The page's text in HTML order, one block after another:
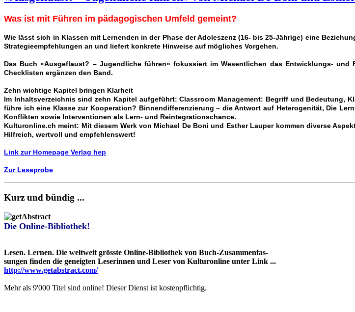
Was ist mit Führen im pädagogischen Umfeld gemeint?
Wie lässt sich in Klassen mit Lernenden in der Phase der Adoleszenz (16- bis 25-Jährige) eine
Strategieempfehlungen an und liefert konkrete Hinweise auf mögliches Vorgehen.
Das Buch «Ausgeflaust? – Jugendliche führen» fokussiert im Wesentlichen das Entwicklungs-
Checklisten ergänzen den Band.
Zehn wichtige Kapitel bringen Klarheit
Im Inhaltsverzeichnis sind zehn Kapitel aufgeführt: Classroom Management: Begriff und Bedeutung,
führe ich eine Klasse zur Kooperation? Binnendifferenzierung – die Antwort auf Heterogenität, Die
Konflikten sowie Interventionen als Lern- und Reintegrationschance.
Kulturonline.ch meint: Mit diesem Werk von Michael De Boni und Esther Lauper kommen diverse
Hilfreich, wertvoll und empfehlenswert!
Link zur Homepage Verlag hep
Zur Leseprobe
Kurz und bündig ...
Die Online-Bibliothek!
Lesen. Lernen. Die weltweit grösste Online-Bibliothek von Buch-Zusammenfas-
sungen finden die geneigten Leserinnen und Leser von Kulturonline unter Link ...
http://www.getabstract.com/
Mehr als 9'000 Titel sind online! Dieser Dienst ist kostenpflichtig.